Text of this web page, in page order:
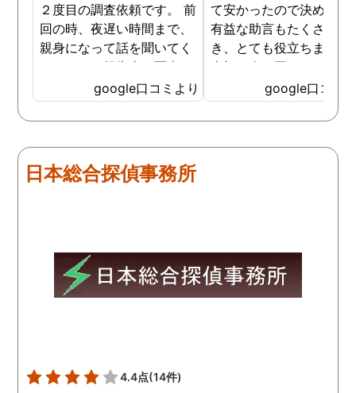
２度目の調査依頼です。 前
回の時、夜遅い時間まで、
親身になって話を聞いてく
れたのと、報告書の写真
が、場所が悪かったのに、
とても鮮明に写っていたの
で、再度、調査をお願いさ
度、自分でも行動パターン
の把握をしていましたが、
ズでした。 とくに、急なお
願いの時に人員を手配して
頂き、ホテルからの証拠を
後の事についてアドバイス
google口コミより
て安かったので決めまし
有益な助言もたくさん頂
き、とても役立ちました
大切な人が困っていたら
番に紹介したいと思える
偵事務所です
google口コミ
日本総合探偵事務所
4.4点(14件)